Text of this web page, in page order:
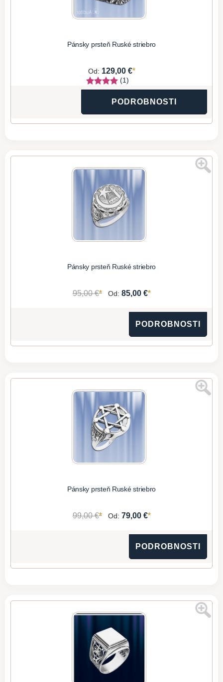
Pánsky prsteň Ruské striebro
Od: 129,00 €*
(1)
PODROBNOSTI
Pánsky prsteň Ruské striebro
95,00 €* Od: 85,00 €*
PODROBNOSTI
Pánsky prsteň Ruské striebro
99,00 €* Od: 79,00 €*
PODROBNOSTI